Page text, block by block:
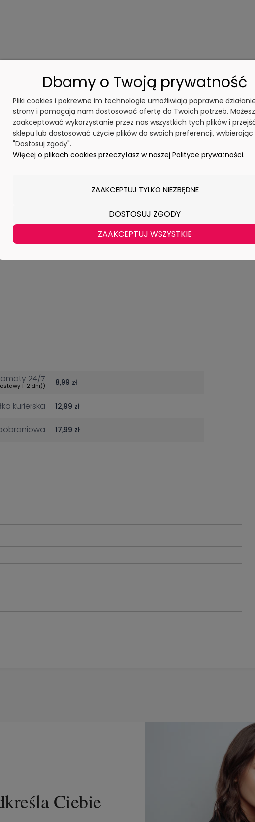
24/7
1-2 dni)) 8,99 zł
kurierska 12,99 zł
17,99 zł
Ciebie
Dbamy o Twoją prywatność
Pliki cookies i pokrewne im technologie umożliwiają poprawne działanie
strony i pomagają nam dostosować ofertę do Twoich potrzeb. Możesz
zaakceptować wykorzystanie przez nas wszystkich tych plików i
sklepu lub dostosować użycie plików do swoich preferencji,
"Dostosuj zgody".
Więcej o plikach cookies przeczytasz w naszej Polityce prywatności.
ZAAKCEPTUJ TYLKO NIEZBĘDNE
DOSTOSUJ ZGODY
ZAAKCEPTUJ WSZYSTKIE